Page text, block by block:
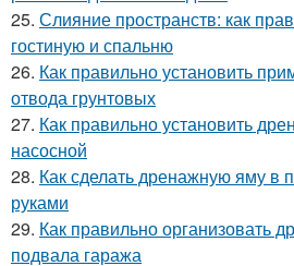
25. Слияние пространств: как
гостиную и спальню
26. Как правильно установить
отвода грунтовых
27. Как правильно установить
насосной
28. Как сделать дренажную яму в
руками
29. Как правильно организовать
подвала гаража